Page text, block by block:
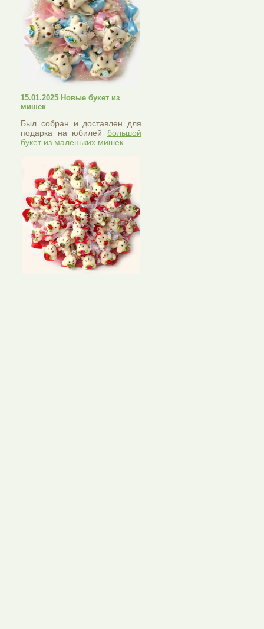
15.01.2025 Новые букет из
мишек
Был собран и доставлен для
подарка на юбилей большой
букет из маленьких мишек